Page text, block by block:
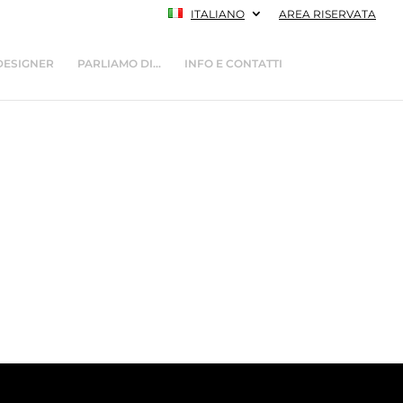
ITALIANO AREA RISERVATA
PARLIAMO DI… INFO E CONTATTI